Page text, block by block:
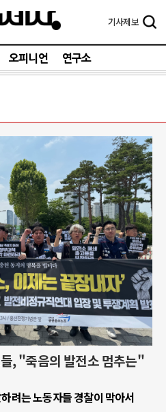
기사제보
오피니언 연구소
, "죽음의 발전소 멈추는"
려는 노동자들 경찰이 막아서